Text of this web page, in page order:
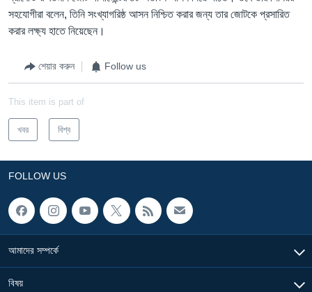
সহযোগীরা বলেন, তিনি সংখ্যাগরিষ্ঠ আসন নিশ্চিত করার জন্য তার জোটকে প্রসারিত
করার লক্ষ্য হাতে নিয়েছেন।
শেয়ার করুন Follow us
This item is part of
খবর বিশ্ব
FOLLOW US
আমাদের সম্পর্কে
বিষয়